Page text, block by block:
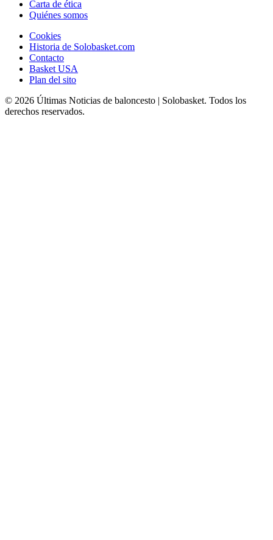
Carta de ética
Quiénes somos
Cookies
Historia de Solobasket.com
Contacto
Basket USA
Plan del sito
© 2026 Últimas Noticias de baloncesto | Solobasket. Todos los
derechos reservados.